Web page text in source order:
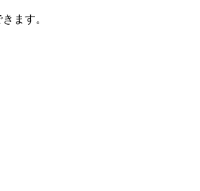
ます。